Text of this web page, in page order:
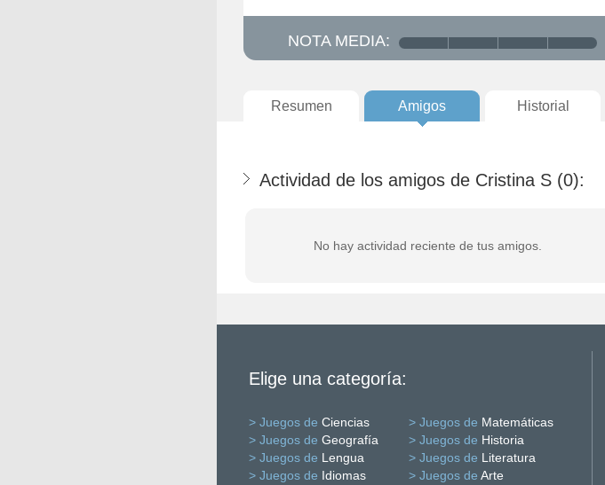
NOTA MEDIA:
Resumen Amigos Historial
Actividad de los amigos de Cristina S (0):
No hay actividad reciente de tus amigos.
Elige una categoría:
> Juegos de Ciencias > Juegos de Matemáticas
> Juegos de Geografía > Juegos de Historia
> Juegos de Lengua > Juegos de Literatura
> Juegos de Idiomas > Juegos de Arte